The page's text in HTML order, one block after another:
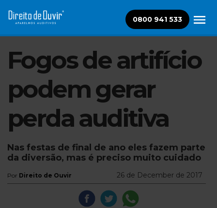
0800 941 533
Fogos de artifício
podem gerar
perda auditiva
Nas festas de final de ano eles fazem parte
da diversão, mas é preciso muito cuidado
Por Direito de Ouvir 26 de December de 2017